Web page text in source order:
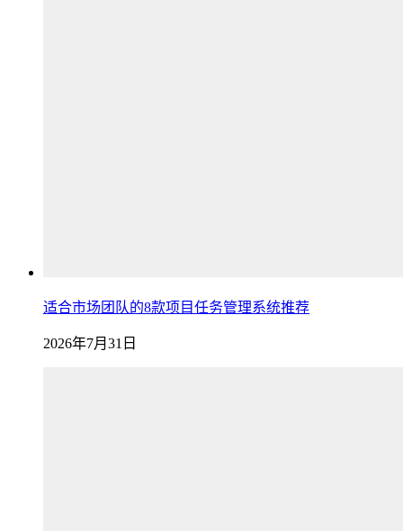
适合市场团队的8款项目任务管理系统推荐
2026年7月31日